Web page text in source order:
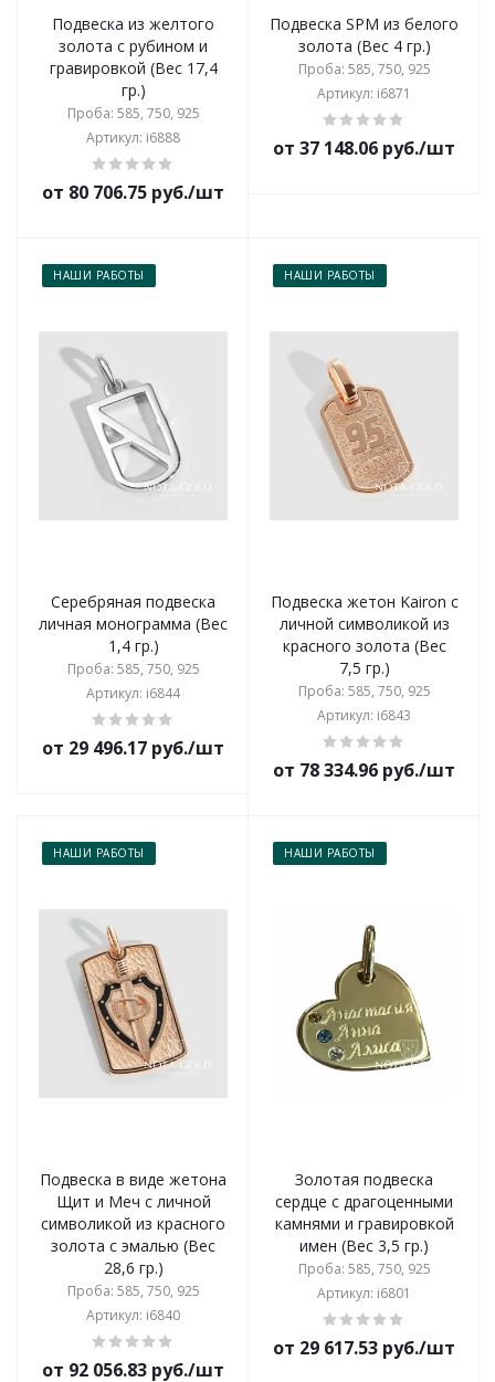
Подвеска из желтого
золота с рубином и
гравировкой (Вес 17,4
гр.)
Проба: 585, 750, 925
Артикул: i6888
от 80 706.75 руб./шт
Подвеска SPM из белого
золота (Вес 4 гр.)
Проба: 585, 750, 925
Артикул: i6871
от 37 148.06 руб./шт
НАШИ РАБОТЫ
Серебряная подвеска
личная монограмма (Вес
1,4 гр.)
Проба: 585, 750, 925
Артикул: i6844
от 29 496.17 руб./шт
НАШИ РАБОТЫ
Подвеска жетон Kairon с
личной символикой из
красного золота (Вес
7,5 гр.)
Проба: 585, 750, 925
Артикул: i6843
от 78 334.96 руб./шт
НАШИ РАБОТЫ
Подвеска в виде жетона
Щит и Меч с личной
символикой из красного
золота с эмалью (Вес
28,6 гр.)
Проба: 585, 750, 925
Артикул: i6840
от 92 056.83 руб./шт
НАШИ РАБОТЫ
Золотая подвеска
сердце с драгоценными
камнями и гравировкой
имен (Вес 3,5 гр.)
Проба: 585, 750, 925
Артикул: i6801
от 29 617.53 руб./шт